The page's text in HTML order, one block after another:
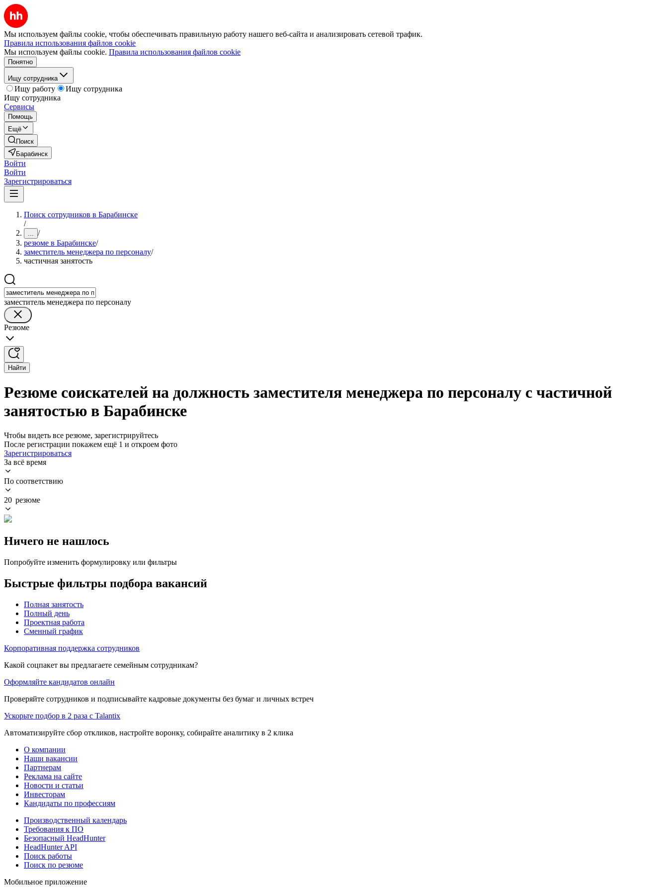
Мы используем файлы cookie, чтобы обеспечивать правильную работу нашего веб-сайта и анализировать сетевой трафик.
Правила использования файлов cookie
Мы используем файлы cookie. Правила использования файлов cookie
Понятно
Ищу сотрудника
Ищу работу
Ищу сотрудника
Ищу сотрудника
Сервисы
Помощь
Ещё
Поиск
Барабинск
Войти
Войти
Зарегистрироваться
Поиск сотрудников в Барабинске
/
... /
резюме в Барабинске/
заместитель менеджера по персоналу/
частичная занятость
заместитель менеджера по персоналу
Резюме
Найти
Резюме соискателей на должность заместителя менеджера по персоналу с частичной
занятостью в Барабинске
Чтобы видеть все резюме, зарегистрируйтесь
После регистрации покажем ещё 1 и откроем фото
Зарегистрироваться
За всё время
По соответствию
20 резюме
Ничего не нашлось
Попробуйте изменить формулировку или фильтры
Быстрые фильтры подбора вакансий
Полная занятость
Полный день
Проектная работа
Сменный график
Корпоративная поддержка сотрудников
Какой соцпакет вы предлагаете семейным сотрудникам?
Оформляйте кандидатов онлайн
Проверяйте сотрудников и подписывайте кадровые документы без бумаг и личных встреч
Ускорьте подбор в 2 раза с Talantix
Автоматизируйте сбор откликов, настройте воронку, собирайте аналитику в 2 клика
О компании
Наши вакансии
Партнерам
Реклама на сайте
Новости и статьи
Инвесторам
Кандидаты по профессиям
Производственный календарь
Требования к ПО
Безопасный HeadHunter
HeadHunter API
Поиск работы
Поиск по резюме
Мобильное приложение